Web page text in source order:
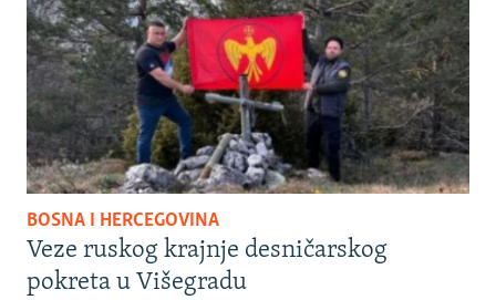
BOSNA I HERCEGOVINA
Veze ruskog krajnje desničarskog
pokreta u Višegradu